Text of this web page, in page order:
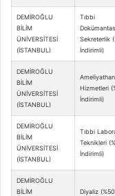
DEMİROĞLU
BİLİM
ÜNİVERSİTESİ
(İSTANBUL)
Tıbbi
Sekreterlik
İndirimli)
DEMİROĞLU
BİLİM
ÜNİVERSİTESİ
(İSTANBUL)
Hizmetleri
İndirimli)
DEMİROĞLU
BİLİM
ÜNİVERSİTESİ
(İSTANBUL)
Tıbbi
Teknikleri
İndirimli)
DEMİROĞLU
BİLİM
Diyaliz (%50